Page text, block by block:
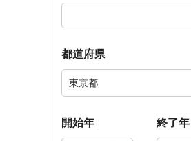
都道府県
開始年 終了年